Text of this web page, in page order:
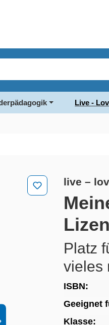
Live -
live –
Platz
vieles
ISBN:
Geeignet
Klasse: